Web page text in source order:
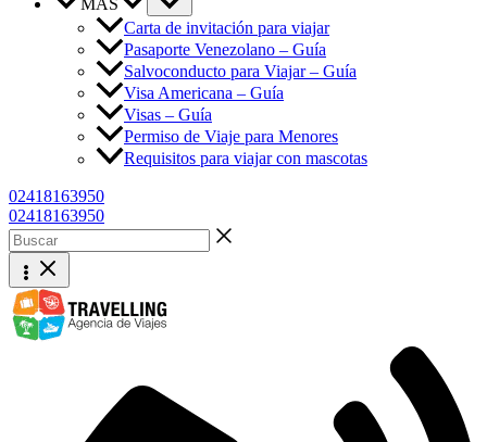
MAS
Carta de invitación para viajar
Pasaporte Venezolano – Guía
Salvoconducto para Viajar – Guía
Visa Americana – Guía
Visas – Guía
Permiso de Viaje para Menores
Requisitos para viajar con mascotas
02418163950
02418163950
Buscar